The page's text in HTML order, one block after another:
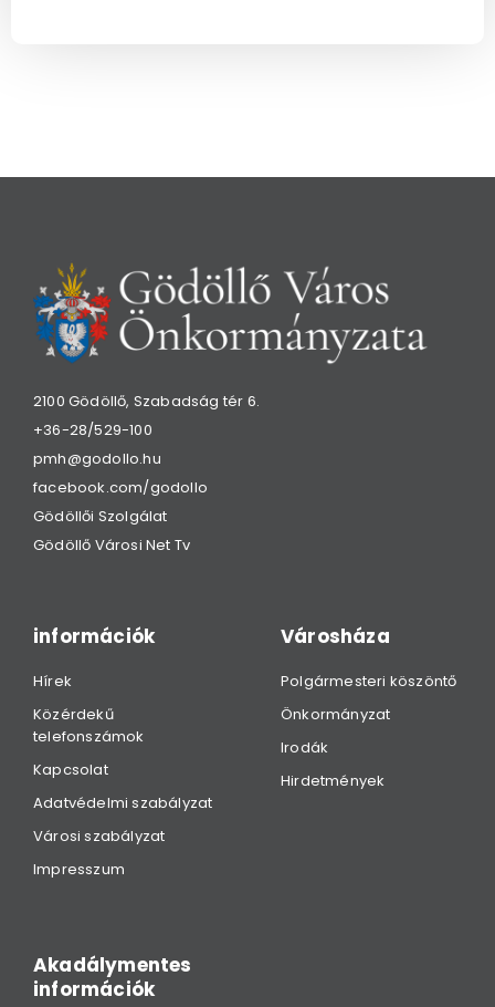
2100 Gödöllő, Szabadság tér 6.
+36-28/529-100
pmh@godollo.hu
facebook.com/godollo
Gödöllői Szolgálat
Gödöllő Városi Net Tv
információk
Hírek
Közérdekű
telefonszámok
Kapcsolat
Adatvédelmi szabályzat
Városi szabályzat
Impresszum
Városháza
Polgármesteri köszöntő
Önkormányzat
Irodák
Hirdetmények
Akadálymentes
információk